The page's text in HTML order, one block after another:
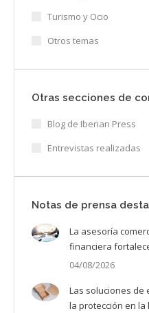
Turismo y Ocio
Otros temas
Otras secciones de
Blog de Iberian Press
Entrevistas realizadas
Notas de prensa
La asesoría
financiera
04/08/2026
Las soluciones de
la protección en la